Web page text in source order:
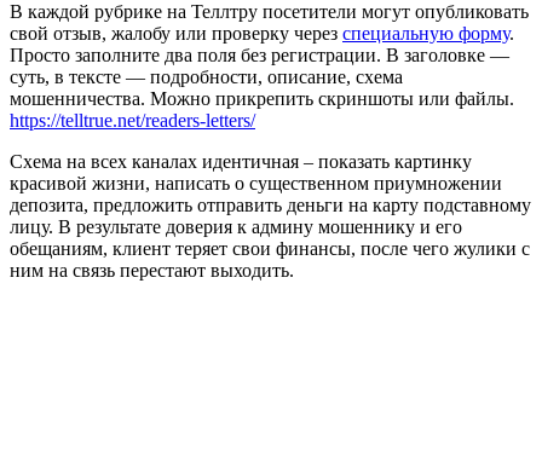
В каждой рубрике на Теллтру посетители могут опубликовать
свой отзыв, жалобу или проверку через специальную форму.
Просто заполните два поля без регистрации. В заголовке —
суть, в тексте — подробности, описание, схема
мошенничества. Можно прикрепить скриншоты или файлы.
https://telltrue.net/readers-letters/
Схема на всех каналах идентичная – показать картинку
красивой жизни, написать о существенном приумножении
депозита, предложить отправить деньги на карту подставному
лицу. В результате доверия к админу мошеннику и его
обещаниям, клиент теряет свои финансы, после чего жулики с
ним на связь перестают выходить.